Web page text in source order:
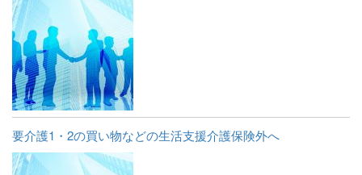
要介護1・2の買い物などの生活支援介護保険外へ